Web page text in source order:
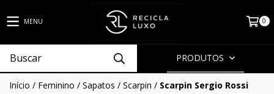
MENU 0
PRODUTOS
Início / Feminino / Sapatos / Scarpin / Scarpin Sergio Rossi